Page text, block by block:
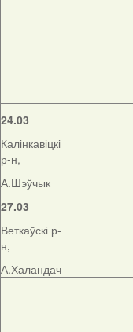
24.03
Калінкавіцкі
р-н,
А.Шэўчык
27.03
Веткаўскі р-
н,
А.Халандач